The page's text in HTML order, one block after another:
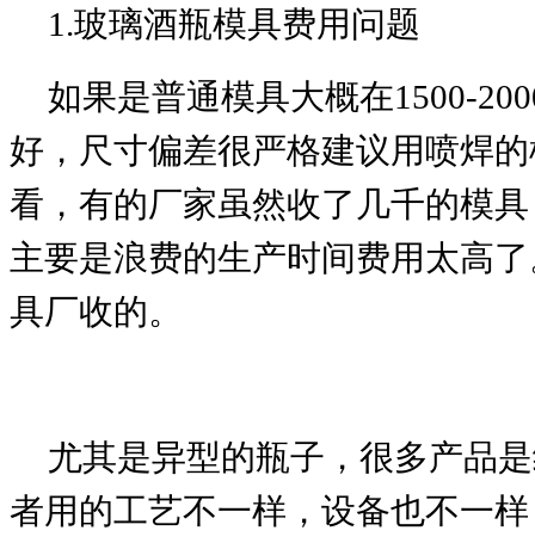
1.玻璃酒瓶模具费用问题
如果是普通模具大概在1500-
好，尺寸偏差很严格建议用喷焊
看，有的厂家虽然收了几千的模
主要是浪费的生产时间费用太高
具厂收的。
尤其是异型的瓶子，很多产品
者用的工艺不一样，设备也不一